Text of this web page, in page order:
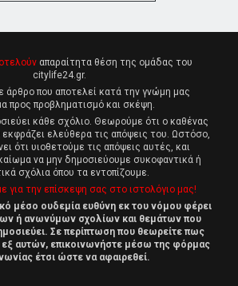
απαραίτητα θέση της ομάδας του
citylife24.gr.
άρθρο που αποτελεί κατά την γνώμη μας
προς προβληματισμό και σκέψη.
κάθε σχόλιο. Θεωρούμε ότι ο καθένας
εκφράζει ελεύθερα τις απόψεις του. Ωστόσο,
ότι υιοθετούμε τις απόψεις αυτές, και
να μην δημοσιεύουμε συκοφαντικά ή
σχόλια όπου τα εντοπίζουμε.
για την επίσκεψη σας στο ιστολόγιο μας!
μέσο ουδεμία ευθύνη εκ του νόμου φέρει
ή ανωνύμων σχολίων και θεμάτων που
Σε περίπτωση που θεωρείτε πως
εξ αυτών, επικοινωνήστε μέσω της φόρμας
έτσι ώστε να αφαιρεθεί.